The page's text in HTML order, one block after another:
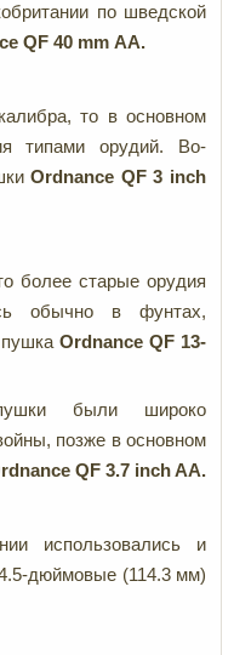
по шведской
QF 40 mm AA.
то в основном
типами орудий. Во-
Ordnance QF 3 inch
более старые орудия
обычно в фунтах,
Ordnance QF 13-
были широко
позже в основном
QF 3.7 inch AA.
использовались и
дюймовые (114.3 мм)